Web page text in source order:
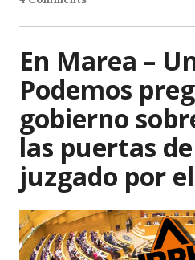
p
p
o
o
k
En Marea –
Podemos
gobierno
las puertas
juzgado por el